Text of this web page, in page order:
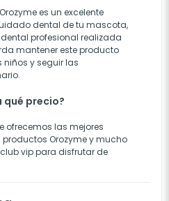
es un excelente
dental de tu mascota,
profesional realizada
mantener este producto
y seguir las
qué precio?
ofrecemos las mejores
Orozyme y mucho
vip para disfrutar de